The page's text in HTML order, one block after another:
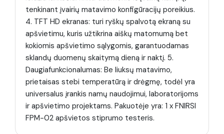
tenkinant įvairių matavimo konfigūracijų poreikius.
4. TFT HD ekranas: turi ryškų spalvotą ekraną su
apšvietimu, kuris užtikrina aiškų matomumą bet
kokiomis apšvietimo sąlygomis, garantuodamas
sklandų duomenų skaitymą dieną ir naktį. 5.
Daugiafunkcionalumas: Be liuksų matavimo,
prietaisas stebi temperatūrą ir drėgmę, todėl yra
universalus įrankis namų naudojimui, laboratorijoms
ir apšvietimo projektams. Pakuotėje yra: 1 x FNIRSI
FPM-02 apšvietos stiprumo testeris.